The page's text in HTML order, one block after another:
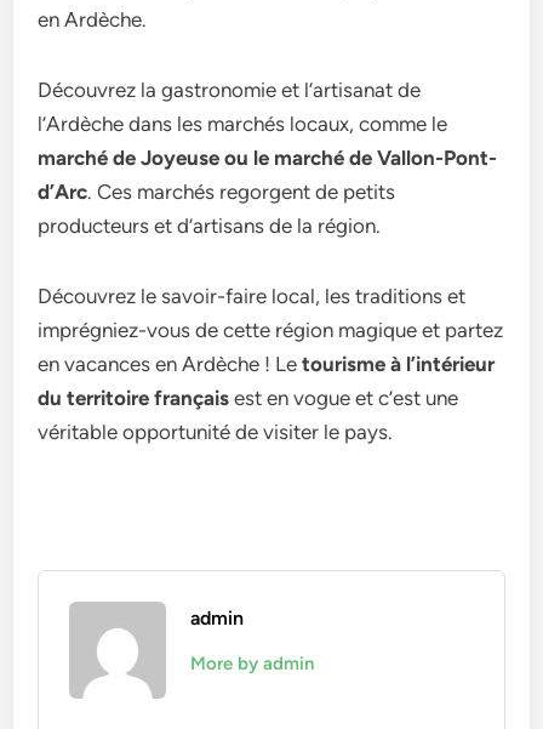
en Ardèche.
Découvrez la gastronomie et l’artisanat de
l’Ardèche dans les marchés locaux, comme le
marché de Joyeuse ou le marché de Vallon-Pont-
d’Arc. Ces marchés regorgent de petits
producteurs et d’artisans de la région.
Découvrez le savoir-faire local, les traditions et
imprégniez-vous de cette région magique et partez
en vacances en Ardèche ! Letourisme à l’intérieur
du territoire français est en vogue et c’est une
véritable opportunité de visiter le pays.
admin
More by admin